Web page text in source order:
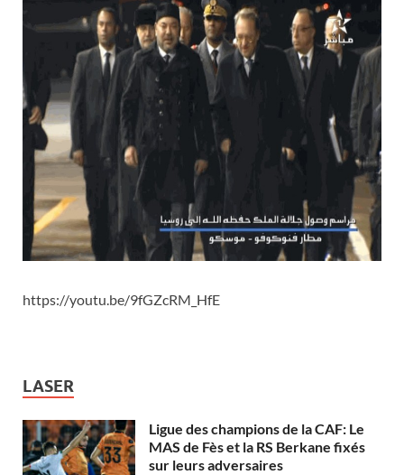
https://youtu.be/9fGZcRM_HfE
LASER
Ligue des champions de la CAF: Le
MAS de Fès et la RS Berkane fixés
sur leurs adversaires